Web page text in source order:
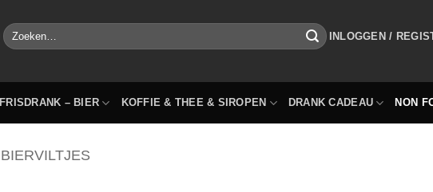
Zoeken
naar:
INLOGGEN /
FRISDRANK – BIER KOFFIE & THEE & SIROPEN DRANK CADEAU NON
BIERVILTJES